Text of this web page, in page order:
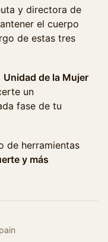
y directora de
el cuerpo
de estas tres
Unidad de la Mujer
un
fase de tu
de herramientas
y más